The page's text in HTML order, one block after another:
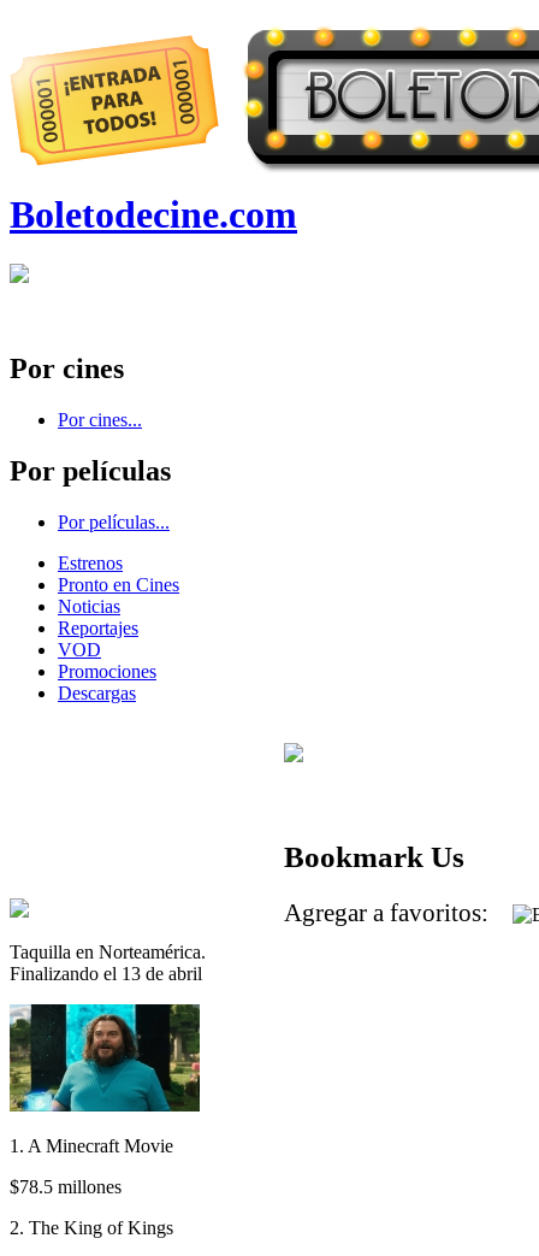
Boletodecine.com
Por cines
Por cines...
Por películas
Por películas...
Estrenos
Pronto en Cines
Noticias
Reportajes
VOD
Promociones
Descargas
Taquilla en Norteamérica.
Finalizando el 13 de abril
1. A Minecraft Movie
$78.5 millones
2. The King of Kings
Bookmark Us
Agregar a favoritos: